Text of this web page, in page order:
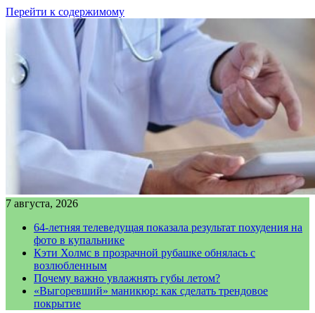
Перейти к содержимому
7 августа, 2026
64-летняя телеведущая показала результат похудения на
фото в купальнике
Кэти Холмс в прозрачной рубашке обнялась с
возлюбленным
Почему важно увлажнять губы летом?
«Выгоревший» маникюр: как сделать трендовое
покрытие